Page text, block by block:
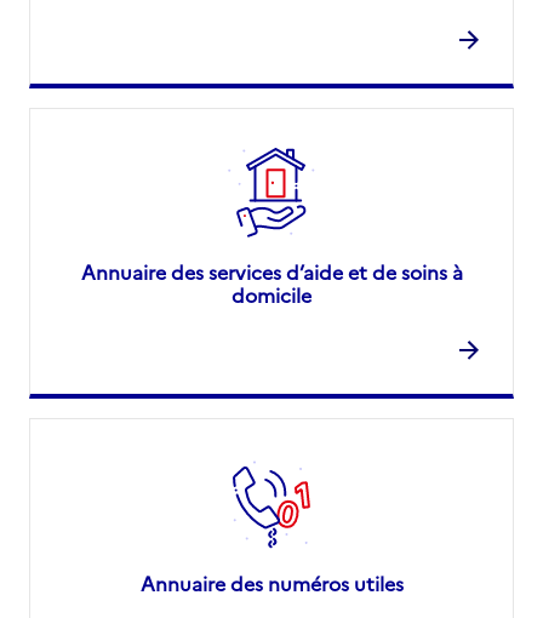
Annuaire des services d’aide et de soins à
domicile
Annuaire des numéros utiles